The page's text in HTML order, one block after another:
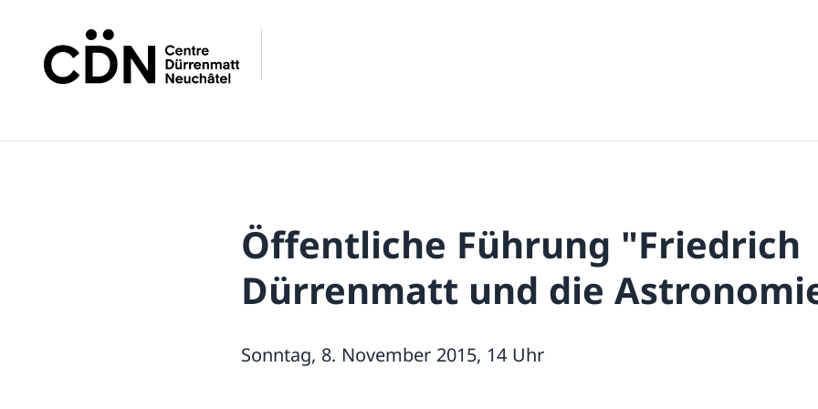
Öffentliche Führung "Friedrich
Dürrenmatt und die
Sonntag, 8. November 2015, 14 Uhr